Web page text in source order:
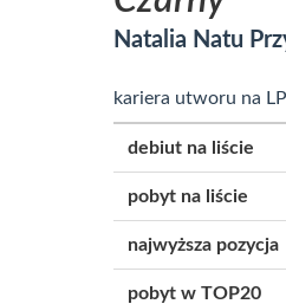
Natalia Natu
kariera utworu na
debiut na liście
pobyt na liście
najwyższa pozycja
pobyt w TOP20